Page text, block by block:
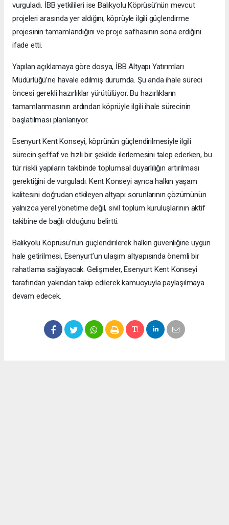
vurguladı. İBB yetkilileri ise Balıkyolu Köprüsü’nün mevcut
projeleri arasında yer aldığını, köprüyle ilgili güçlendirme
projesinin tamamlandığını ve proje safhasının sona erdiğini
ifade etti.
Yapılan açıklamaya göre dosya, İBB Altyapı Yatırımları
Müdürlüğü’ne havale edilmiş durumda. Şu anda ihale süreci
öncesi gerekli hazırlıklar yürütülüyor. Bu hazırlıkların
tamamlanmasının ardından köprüyle ilgili ihale sürecinin
başlatılması planlanıyor.
Esenyurt Kent Konseyi, köprünün güçlendirilmesiyle ilgili
sürecin şeffaf ve hızlı bir şekilde ilerlemesini talep ederken, bu
tür riskli yapıların takibinde toplumsal duyarlılığın artırılması
gerektiğini de vurguladı. Kent Konseyi ayrıca halkın yaşam
kalitesini doğrudan etkileyen altyapı sorunlarının çözümünün
yalnızca yerel yönetime değil, sivil toplum kuruluşlarının aktif
takibine de bağlı olduğunu belirtti.
Balıkyolu Köprüsü’nün güçlendirilerek halkın güvenliğine uygun
hale getirilmesi, Esenyurt’un ulaşım altyapısında önemli bir
rahatlama sağlayacak. Gelişmeler, Esenyurt Kent Konseyi
tarafından yakından takip edilerek kamuoyuyla paylaşılmaya
devam edecek.